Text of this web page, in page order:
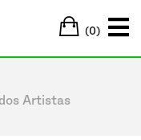
Cart
(0)
Artistas